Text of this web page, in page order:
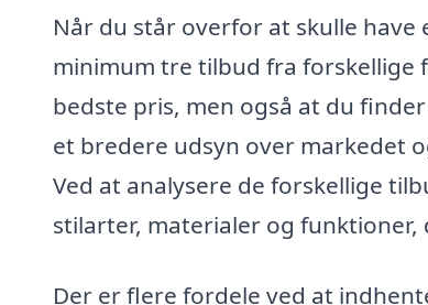
Når du står overfor at skulle have
minimum tre tilbud fra forskellige
bedste pris, men også at du
et bredere udsyn over markedet
Ved at analysere de forskellige
stilarter, materialer og funktioner,
Der er flere fordele ved at